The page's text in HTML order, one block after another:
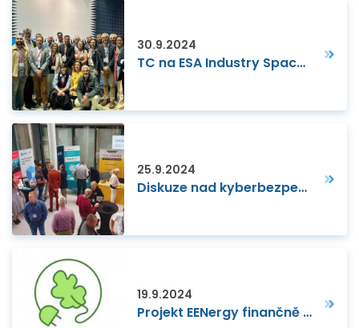
30.9.2024
TC na ESA Industry Space Days 2024
25.9.2024
Diskuze nad kyberbezpečností v rámci festivalu CEDEG KYBEZ
19.9.2024
Projekt EENergy finančně podpoří firmy usilující o snižování energetické náročnosti